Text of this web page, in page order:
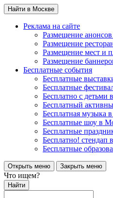
Найти в Москве
Реклама на сайте
Размещение
Размещение
Размещение мест и
Размещение
Бесплатные события
Бесплатные
Бесплатные
Бесплатно с детьми
Бесплатный
Бесплатная музыка
Бесплатные шоу в
Бесплатные
Бесплатно! стендап
Бесплатные
Открыть меню Закрыть меню
Что ищем?
Найти